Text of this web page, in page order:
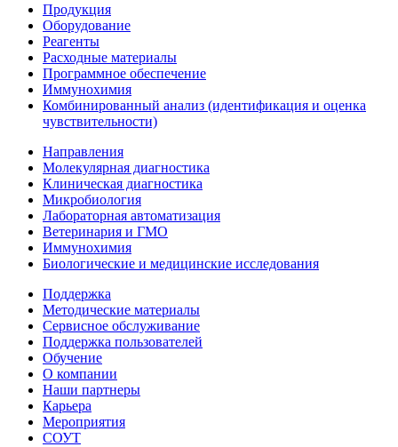
Продукция
Оборудование
Реагенты
Расходные материалы
Программное обеспечение
Иммунохимия
Комбинированный анализ (идентификация и оценка
чувствительности)
Направления
Молекулярная диагностика
Клиническая диагностика
Микробиология
Лабораторная автоматизация
Ветеринария и ГМО
Иммунохимия
Биологические и медицинские исследования
Поддержка
Методические материалы
Сервисное обслуживание
Поддержка пользователей
Обучение
О компании
Наши партнеры
Карьера
Мероприятия
СОУТ